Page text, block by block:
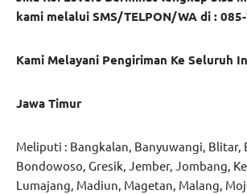
kami melalui SMS/TELPON/WA di :
Kami Melayani Pengiriman Ke Seluruh
Jawa Timur
Meliputi : Bangkalan, Banyuwangi, Blitar,
Bondowoso, Gresik, Jember, Jombang,
Lumajang, Madiun, Magetan, Malang,